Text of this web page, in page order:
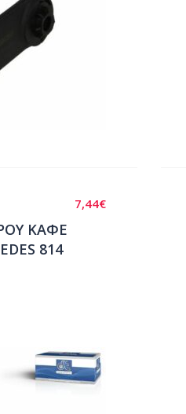
7,44€
ΚΑΦΕ
814